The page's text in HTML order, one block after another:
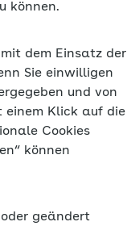
können.
dem Einsatz der
Sie einwilligen
und von
einem Klick auf die
Cookies
können
geändert